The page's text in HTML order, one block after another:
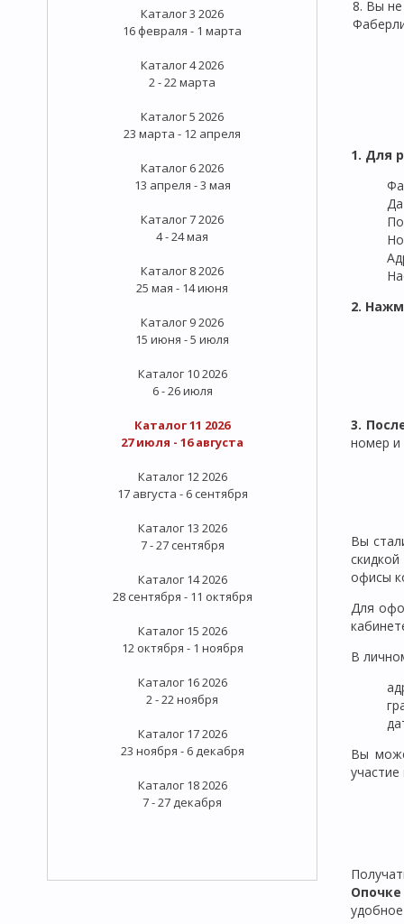
Каталог 3 2026
16 февраля - 1 марта
Каталог 4 2026
2 - 22 марта
Каталог 5 2026
23 марта - 12 апреля
Каталог 6 2026
13 апреля - 3 мая
Каталог 7 2026
4 - 24 мая
Каталог 8 2026
25 мая - 14 июня
Каталог 9 2026
15 июня - 5 июля
Каталог 10 2026
6 - 26 июля
Каталог 11 2026
27 июля - 16 августа
Каталог 12 2026
17 августа - 6 сентября
Каталог 13 2026
7 - 27 сентября
Каталог 14 2026
28 сентября - 11 октября
Каталог 15 2026
12 октября - 1 ноября
Каталог 16 2026
2 - 22 ноября
Каталог 17 2026
23 ноября - 6 декабря
Каталог 18 2026
7 - 27 декабря
8. Вы
1. Для
2.
3.
номер и
Вы
офисы
Для
В
Вы
участие